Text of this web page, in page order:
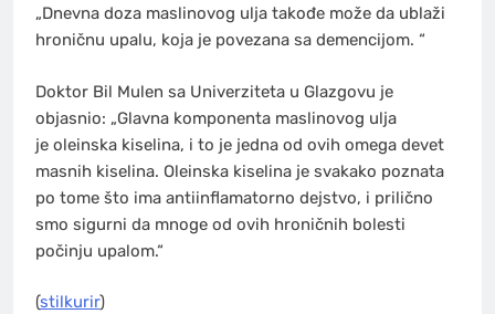
„Dnevna doza maslinovog ulja takođe može da ublaži
hroničnu upalu, koja je povezana sa demencijom. “
Doktor Bil Mulen sa Univerziteta u Glazgovu je
objasnio: „Glavna komponenta maslinovog ulja
je oleinska kiselina, i to je jedna od ovih omega devet
masnih kiselina. Oleinska kiselina je svakako poznata
po tome što ima antiinflamatorno dejstvo, i prilično
smo sigurni da mnoge od ovih hroničnih bolesti
počinju upalom.“
(stilkurir)